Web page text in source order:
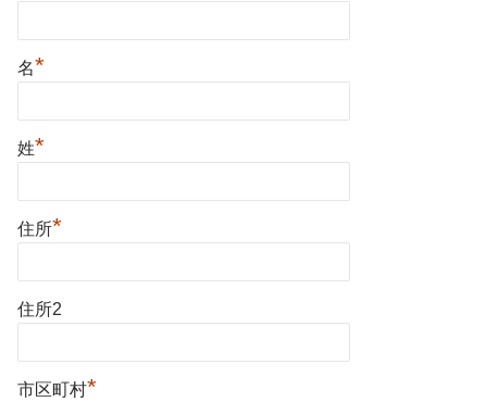
名*
姓*
住所*
住所2
市区町村*